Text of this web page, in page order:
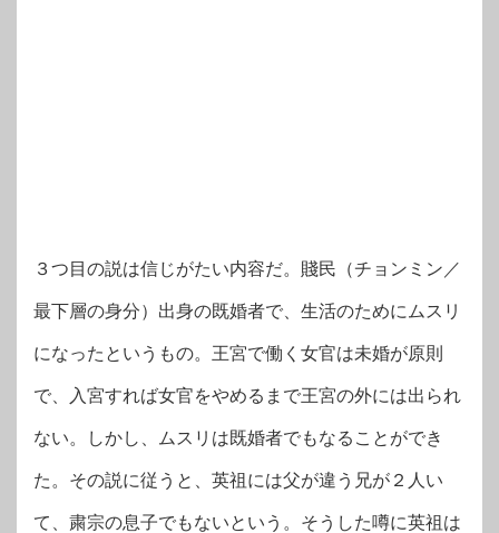
３つ目の説は信じがたい内容だ。賤民（チョンミン／
最下層の身分）出身の既婚者で、生活のためにムスリ
になったというもの。王宮で働く女官は未婚が原則
で、入宮すれば女官をやめるまで王宮の外には出られ
ない。しかし、ムスリは既婚者でもなることができ
た。その説に従うと、英祖には父が違う兄が２人い
て、粛宗の息子でもないという。そうした噂に英祖は